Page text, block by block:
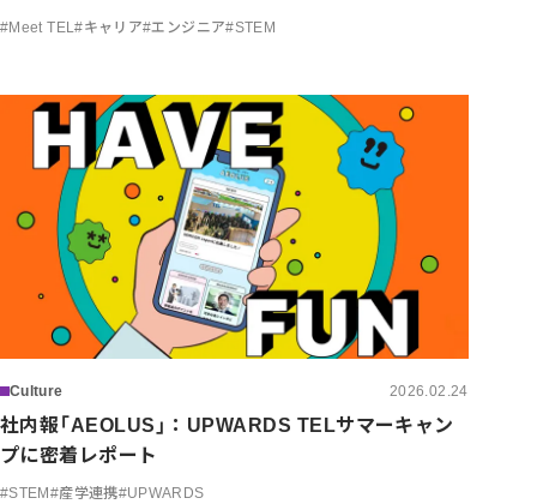
#Meet TEL#キャリア#エンジニア#STEM
Culture 2026.02.24
社内報「AEOLUS」：UPWARDS TELサマーキャン
プに密着レポート
#STEM #産学連携#UPWARDS